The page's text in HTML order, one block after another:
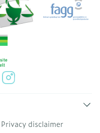
Privacy disclaimer